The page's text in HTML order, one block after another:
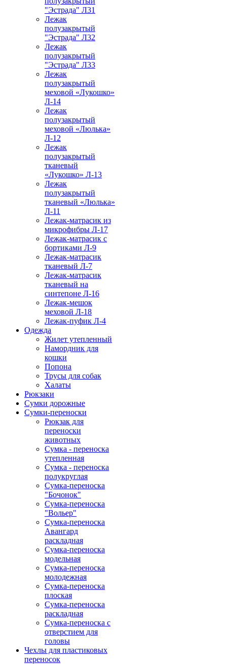
"Эстрада" Л31
Лежак
полузакрытый
"Эстрада" Л32
Лежак
полузакрытый
"Эстрада" Л33
Лежак
полузакрытый
меховой «Лукошко»
Л-14
Лежак
полузакрытый
меховой «Люлька»
Л-12
Лежак
полузакрытый
тканевый
«Лукошко» Л-13
Лежак
полузакрытый
тканевый «Люлька»
Л-11
Лежак-матрасик из
микрофибры Л-17
Лежак-матрасик с
бортиками Л-9
Лежак-матрасик
тканевый Л-7
Лежак-матрасик
тканевый на
синтепоне Л-16
Лежак-мешок
меховой Л-18
Лежак-пуфик Л-4
Одежда
Жилет утепленный
Намордник для
кошки
Попона
Трусы для собак
Халаты
Рюкзаки
Сумки дорожные
Сумки-переноски
Рюкзак для
переноски
животных
Сумка - переноска
утепленная
Сумка - переноска
полукруглая
Сумка-переноска
"Бочонок"
Сумка-переноска
"Вольер"
Сумка-переноска
Авангард
раскладная
Сумка-переноска
модельная
Сумка-переноска
молодежная
Сумка-переноска
плоская
Сумка-переноска
раскладная
Сумка-переноска с
отверстием для
головы
Чехлы для пластиковых
переносок